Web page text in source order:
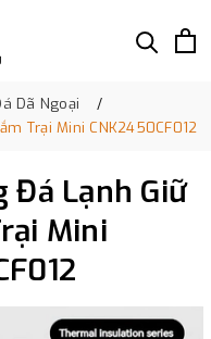
Dã Ngoại
Trại Mini CNK2450CF012
Đá Lạnh Giữ
Mini